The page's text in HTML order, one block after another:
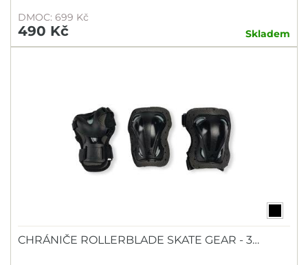
DMOC: 699 Kč
490 Kč Skladem
CHRÁNIČE ROLLERBLADE SKATE GEAR - 3…